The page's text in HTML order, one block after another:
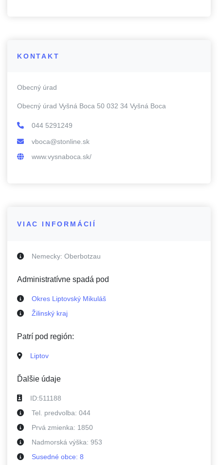
KONTAKT
Obecný úrad
Obecný úrad Vyšná Boca 50 032 34 Vyšná Boca
044 5291249
vboca@stonline.sk
www.vysnaboca.sk/
VIAC INFORMÁCIÍ
Nemecky: Oberbotzau
Administratívne spadá pod
Okres Liptovský Mikuláš
Žilinský kraj
Patrí pod región:
Liptov
Ďalšie údaje
ID:511188
Tel. predvolba: 044
Prvá zmienka: 1850
Nadmorská výška: 953
Susedné obce: 8